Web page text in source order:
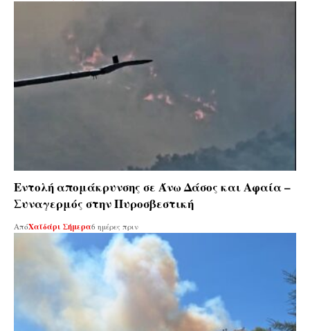
Εντολή απομάκρυνσης σε Άνω Δάσος και Αφαία –
Συναγερμός στην Πυροσβεστική
ΑπόΧαϊδάρι Σήμερα6 ημέρες πριν